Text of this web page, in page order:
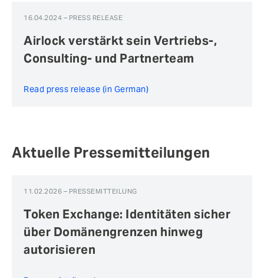
16.04.2024 – PRESS RELEASE
Airlock verstärkt sein Vertriebs-,
Consulting- und Partnerteam
Read press release (in German)
Aktuelle Pressemitteilungen
11.02.2026 – PRESSEMITTEILUNG
Token Exchange: Identitäten sicher
über Domänengrenzen hinweg
autorisieren